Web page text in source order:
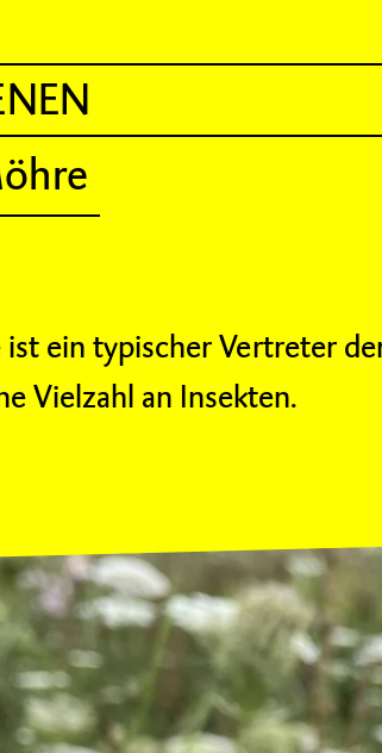
ein typischer Vertreter
Vielzahl an Insekten.